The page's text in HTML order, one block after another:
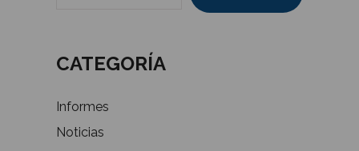
CATEGORÍA
Informes
Noticias